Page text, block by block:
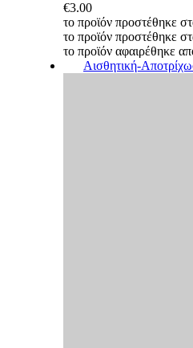
€3.00
το προϊόν προστέθηκε
το προϊόν προστέθηκε
το προϊόν αφαιρέθηκε
Αισθητική-